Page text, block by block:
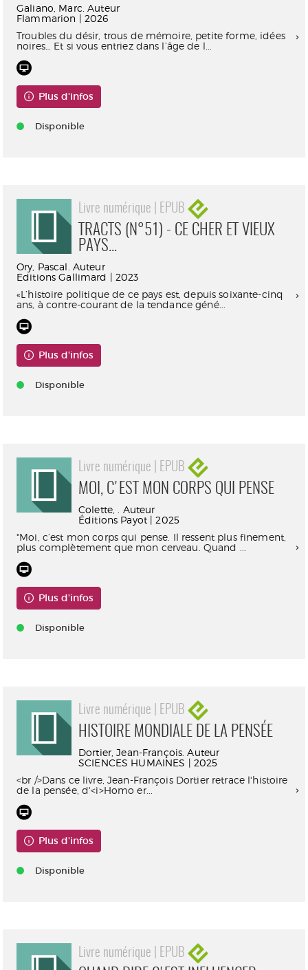
Galiano, Marc. Auteur
Flammarion | 2026
Troubles du désir, trous de mémoire, petite forme, idées
noires… Et si vous entriez dans l’âge de l...
Plus d'infos
Disponible
Livre numérique | EPUB
TRACTS (N°51) - CE CHER ET VIEUX
PAYS...
Ory, Pascal. Auteur
Editions Gallimard | 2023
«L’histoire politique de ce pays est, depuis soixante-cinq
ans, à contre-courant de la tendance géné...
Plus d'infos
Disponible
Livre numérique | EPUB
MOI, C'EST MON CORPS QUI PENSE
Colette, . Auteur
Éditions Payot | 2025
"Moi, c’est mon corps qui pense. Il ressent plus finement,
plus complètement que mon cerveau. Quand ...
Plus d'infos
Disponible
Livre numérique | EPUB
HISTOIRE MONDIALE DE LA PENSÉE
Dortier, Jean-François. Auteur
SCIENCES HUMAINES | 2025
<br />Dans ce livre, Jean-François Dortier retrace l'histoire
de la pensée, d'<i>Homo er...
Plus d'infos
Disponible
Livre numérique | EPUB